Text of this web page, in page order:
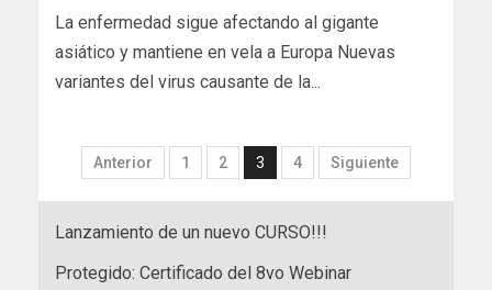
La enfermedad sigue afectando al gigante
asiático y mantiene en vela a Europa Nuevas
variantes del virus causante de la...
Anterior 1 2 3 4 Siguiente
Lanzamiento de un nuevo CURSO!!!
Protegido: Certificado del 8vo Webinar